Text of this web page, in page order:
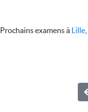
Prochains examens à Lille,